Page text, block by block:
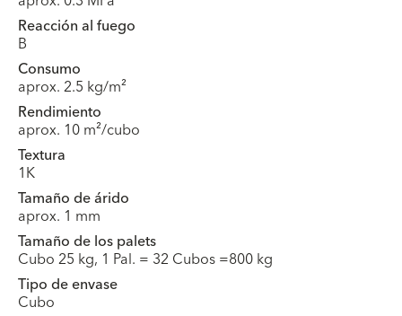
Reacción al fuego
B
Consumo
aprox. 2.5 kg/m²
Rendimiento
aprox. 10 m²/cubo
Textura
1K
Tamaño de árido
aprox. 1 mm
Tamaño de los palets
Cubo 25 kg, 1 Pal. = 32 Cubos =800 kg
Tipo de envase
Cubo